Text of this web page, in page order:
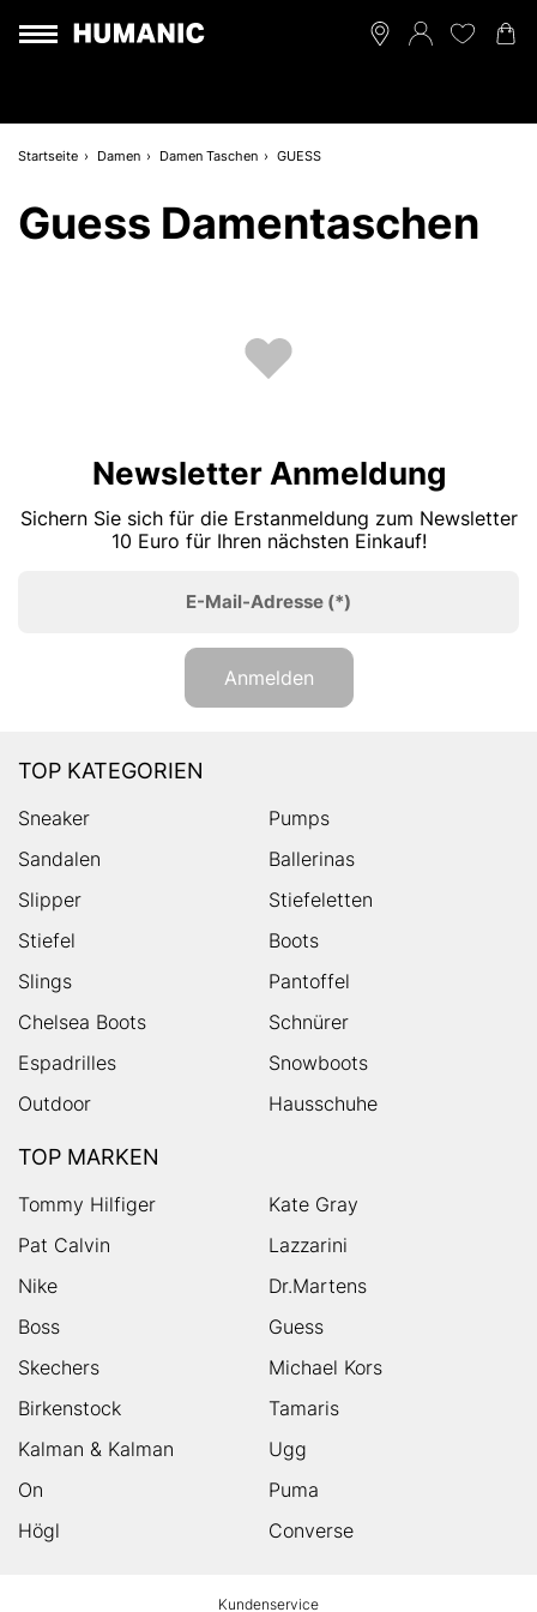
Startseite Damen Damen Taschen GUESS
Guess Damentaschen
Newsletter Anmeldung
Sichern Sie sich für die Erstanmeldung zum Newsletter
10 Euro für Ihren nächsten Einkauf!
E-Mail-Adresse (*)
Anmelden
TOP KATEGORIEN
Sneaker
Pumps
Sandalen
Ballerinas
Slipper
Stiefeletten
Stiefel
Boots
Slings
Pantoffel
Chelsea Boots
Schnürer
Espadrilles
Snowboots
Outdoor
Hausschuhe
TOP MARKEN
Tommy Hilfiger
Kate Gray
Pat Calvin
Lazzarini
Nike
Dr.Martens
Boss
Guess
Skechers
Michael Kors
Birkenstock
Tamaris
Kalman & Kalman
Ugg
On
Puma
Högl
Converse
Kundenservice